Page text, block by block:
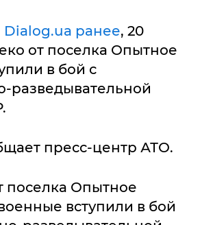
ранее, 20
от поселка Опытное
в бой с
разведывательной
пресс-центр АТО.
поселка Опытное
вступили в бой